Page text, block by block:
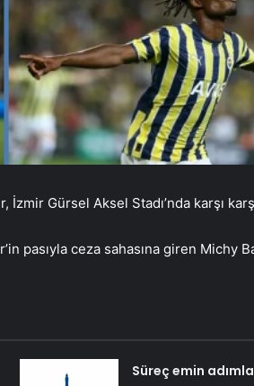
Gürsel Aksel Stadı’nda karşı
pasıyla ceza sahasına giren Michy
Süreç emin